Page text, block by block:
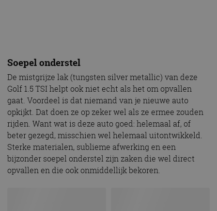
Soepel onderstel
De mistgrijze lak (tungsten silver metallic) van deze
Golf 1.5 TSI helpt ook niet echt als het om opvallen
gaat. Voordeel is dat niemand van je nieuwe auto
opkijkt. Dat doen ze op zeker wel als ze ermee zouden
rijden. Want wat is deze auto goed: helemaal af, of
beter gezegd, misschien wel helemaal uitontwikkeld.
Sterke materialen, sublieme afwerking en een
bijzonder soepel onderstel zijn zaken die wel direct
opvallen en die ook onmiddellijk bekoren.